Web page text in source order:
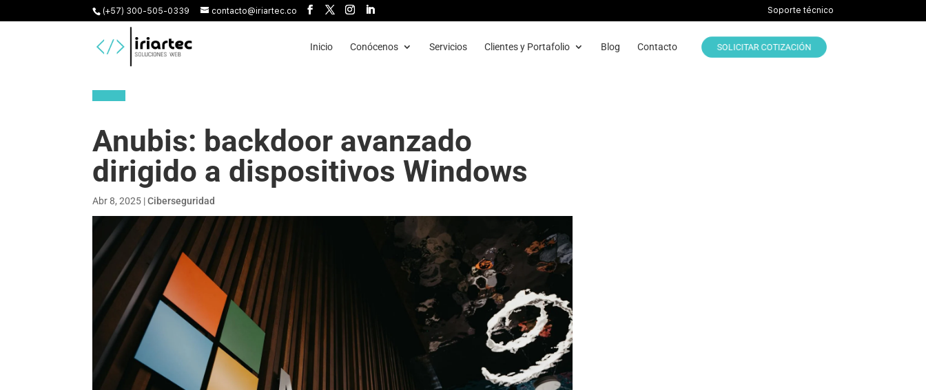
(+57) 300-505-0339 contacto@iriartec.co Soporte técnico
Inicio Conócenos Servicios Clientes y Portafolio Blog Contacto SOLICITAR COTIZACIÓN
Anubis: backdoor avanzado
dirigido a dispositivos Windows
Abr 8, 2025 |Ciberseguridad